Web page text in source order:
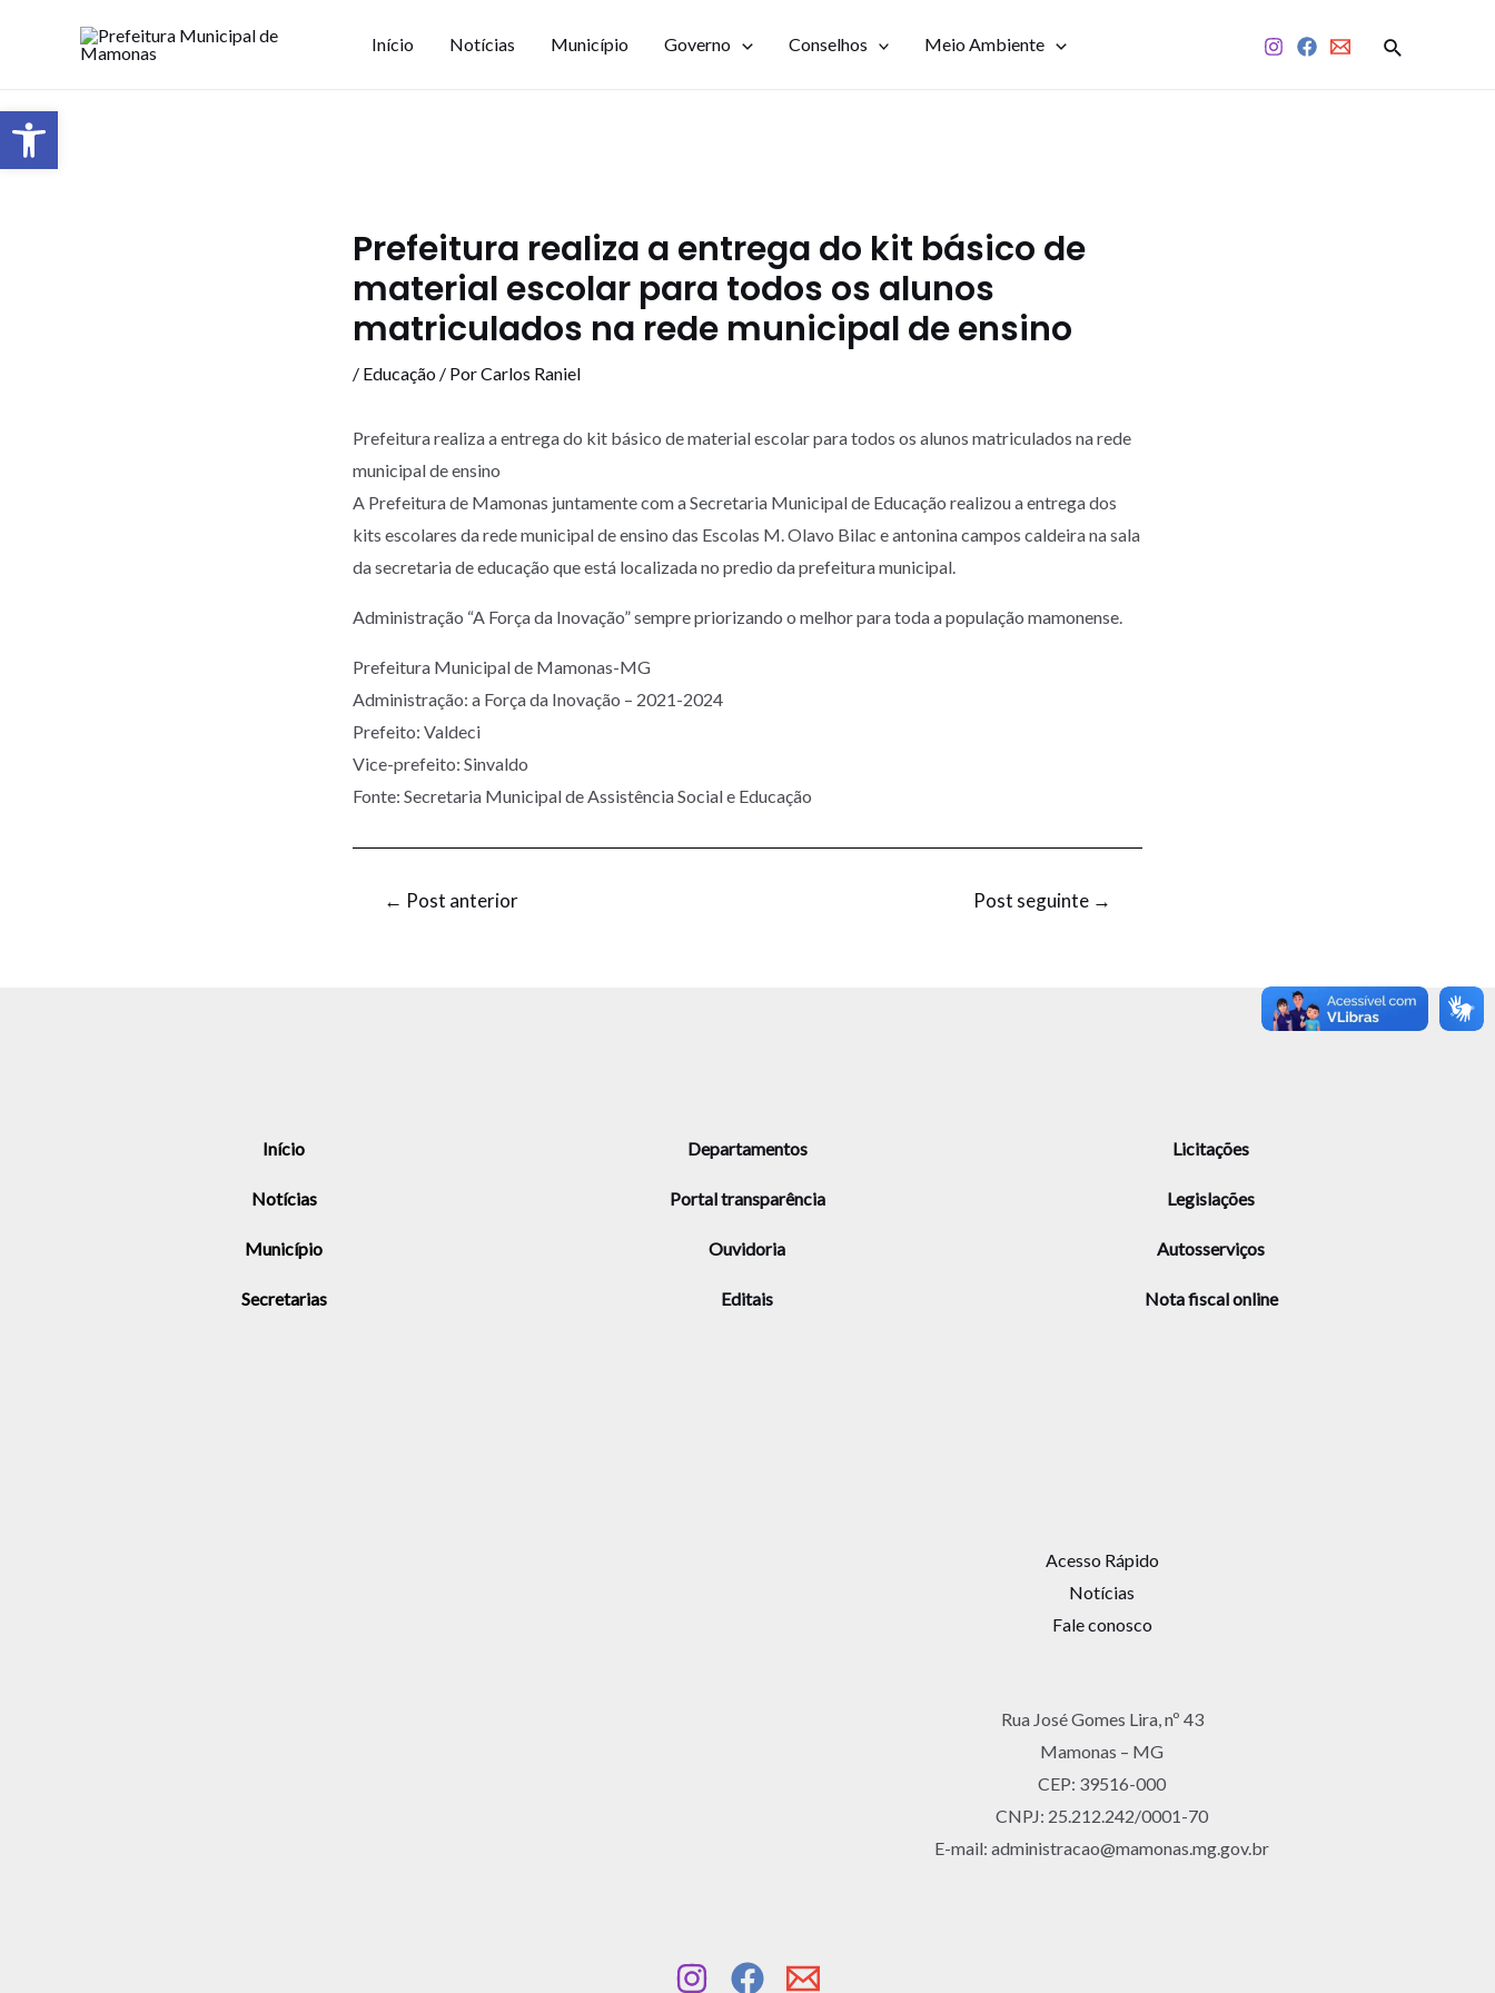
Início Notícias Município Governo Conselhos Meio Ambiente
Prefeitura realiza a entrega do kit básico de
material escolar para todos os alunos
matriculados na rede municipal de ensino
/ Educação / PorCarlos Raniel
Prefeitura realiza a entrega do kit básico de material escolar para todos os alunos matriculados na rede
municipal de ensino
A Prefeitura de Mamonas juntamente com a Secretaria Municipal de Educação realizou a entrega dos
kits escolares da rede municipal de ensino das Escolas M. Olavo Bilac e antonina campos caldeira na sala
da secretaria de educação que está localizada no predio da prefeitura municipal.
Administração “A Força da Inovação” sempre priorizando o melhor para toda a população mamonense.
Prefeitura Municipal de Mamonas-MG
Administração: a Força da Inovação – 2021-2024
Prefeito: Valdeci
Vice-prefeito: Sinvaldo
Fonte: Secretaria Municipal de Assistência Social e Educação
← Post anterior Post seguinte →
Início
Notícias
Município
Secretarias
Departamentos
Portal transparência
Ouvidoria
Editais
Licitações
Legislações
Autosserviços
Nota fiscal online
Acesso Rápido
Notícias
Fale conosco
Rua José Gomes Lira, nº 43
Mamonas – MG
CEP: 39516-000
CNPJ: 25.212.242/0001-70
E-mail: administracao@mamonas.mg.gov.br
Barra de Ferramentas Aberta